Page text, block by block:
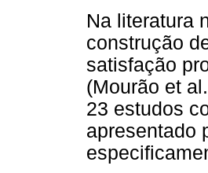
Na literatura
construção
satisfação
(Mourão et
23 estudos
apresentado